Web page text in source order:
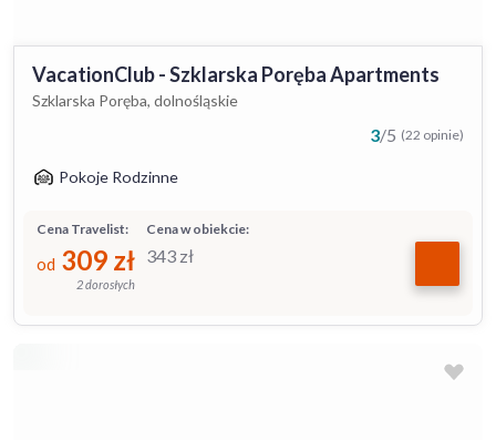
VacationClub - Szklarska Poręba Apartments
Szklarska Poręba, dolnośląskie
3/5 (22 opinie)
Pokoje Rodzinne
Cena w obiekcie:
343 zł
Cena Travelist:
od 309 zł
2 dorosłych